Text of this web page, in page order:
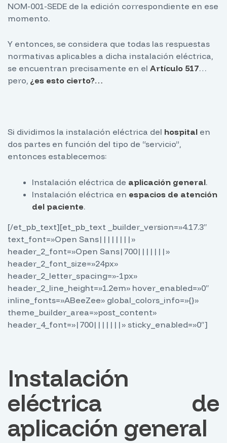
NOM-001-SEDE de la edición correspondiente en ese
momento.
Y entonces, se considera que todas las respuestas
normativas aplicables a dicha instalación eléctrica,
se encuentran precisamente en el Artículo 517…
pero, ¿es esto cierto?…
Si dividimos la instalación eléctrica del hospital en
dos partes en función del tipo de “servicio”,
entonces establecemos:
Instalación eléctrica de aplicación general.
Instalación eléctrica en espacios de atención
del paciente.
[/et_pb_text][et_pb_text _builder_version=»4.17.3″
text_font=»Open Sans||||||||»
header_2_font=»Open Sans|700|||||||»
header_2_font_size=»24px»
header_2_letter_spacing=»-1px»
header_2_line_height=»1.2em» hover_enabled=»0″
inline_fonts=»ABeeZee» global_colors_info=»{}»
theme_builder_area=»post_content»
header_4_font=»|700|||||||» sticky_enabled=»0″]
Instalación
eléctrica de
aplicación general